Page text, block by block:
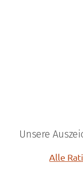
Unsere
Alle